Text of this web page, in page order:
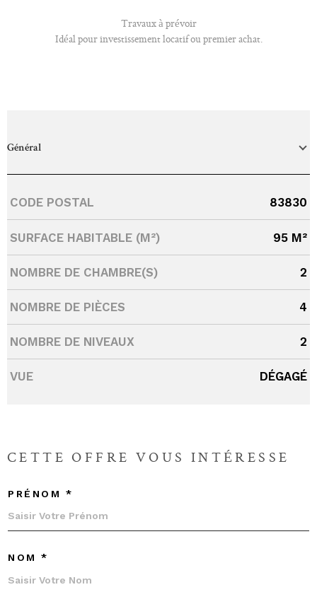
Travaux à prévoir
Idéal pour investissement locatif ou premier achat.
Général
Caractérisque Valeurs
CODE POSTAL 83830
SURFACE HABITABLE (M²) 95 M²
NOMBRE DE CHAMBRE(S) 2
NOMBRE DE PIÈCES 4
NOMBRE DE NIVEAUX 2
VUE DÉGAGÉ
CETTE OFFRE VOUS INTÉRESSE
PRÉNOM *
NOM *